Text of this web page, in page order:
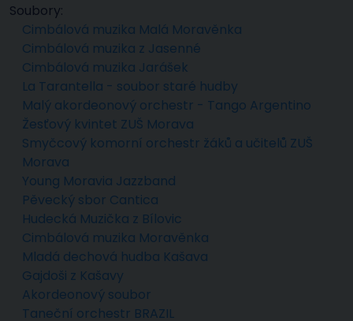
Soubory:
Cimbálová muzika Malá Moravěnka
Cimbálová muzika z Jasenné
Cimbálová muzika Jarášek
La Tarantella - soubor staré hudby
Malý akordeonový orchestr - Tango Argentino
Žesťový kvintet ZUŠ Morava
Smyčcový komorní orchestr žáků a učitelů ZUŠ
Morava
Young Moravia Jazzband
Pěvecký sbor Cantica
Hudecká Muzička z Bílovic
Cimbálová muzika Moravěnka
Mladá dechová hudba Kašava
Gajdoši z Kašavy
Akordeonový soubor
Taneční orchestr BRAZIL